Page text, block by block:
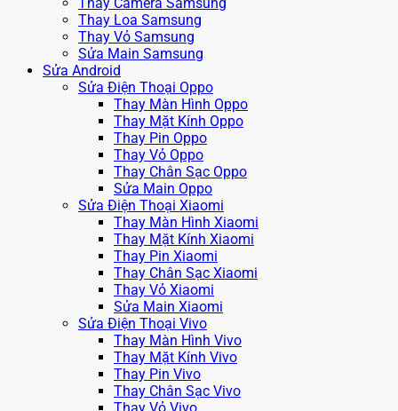
Thay Camera Samsung
Thay Loa Samsung
Thay Vỏ Samsung
Sửa Main Samsung
Sửa Android
Sửa Điện Thoại Oppo
Thay Màn Hình Oppo
Thay Mặt Kính Oppo
Thay Pin Oppo
Thay Vỏ Oppo
Thay Chân Sạc Oppo
Sửa Main Oppo
Sửa Điện Thoại Xiaomi
Thay Màn Hình Xiaomi
Thay Mặt Kính Xiaomi
Thay Pin Xiaomi
Thay Chân Sạc Xiaomi
Thay Vỏ Xiaomi
Sửa Main Xiaomi
Sửa Điện Thoại Vivo
Thay Màn Hình Vivo
Thay Mặt Kính Vivo
Thay Pin Vivo
Thay Chân Sạc Vivo